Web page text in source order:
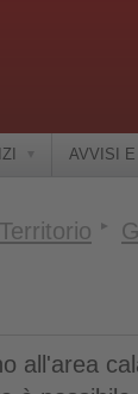
AVVISI
Territorio
all'area